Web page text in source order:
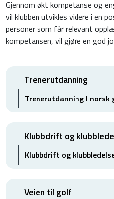
Gjennom økt kompetanse og
vil klubben utvikles videre i en
personer som får relevant
kompetansen, vil gjøre en god
Trenerutdanning
Trenerutdanning I norsk
Klubbdrift og
Klubbdrift og
Veien til golf